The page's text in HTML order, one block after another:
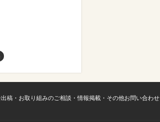
出稿・お取り組みのご相談・情報掲載・その他お問い合わせ